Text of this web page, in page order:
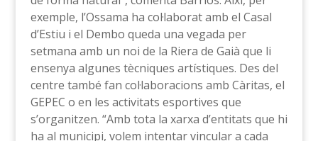
exemple, l’Ossama ha col·laborat amb el Casal
d’Estiu i el Dembo queda una vegada per
setmana amb un noi de la Riera de Gaià que li
ensenya algunes tècniques artístiques. Des del
centre també fan col·laboracions amb Càritas, el
GEPEC o en les activitats esportives que
s’organitzen. “Amb tota la xarxa d’entitats que hi
ha al municipi, volem intentar vincular a cada